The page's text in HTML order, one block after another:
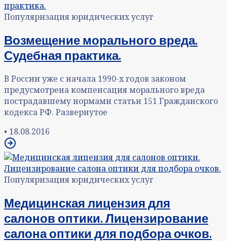
Популяризация юридических услуг
Возмещение морального вреда.
Судебная практика.
В России уже с начала 1990-х годов законом
предусмотрена компенсация морального вреда
пострадавшему нормами статьи 151 Гражданского
кодекса РФ. Развернутое
• 18.08.2016
Популяризация юридических услуг
Медицинская лицензия для
салонов оптики. Лицензирование
салона оптики для подбора очков.